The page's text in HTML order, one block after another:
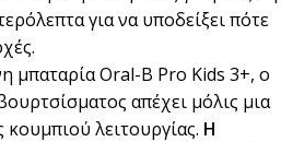
για να υποδείξει πότε
μπαταρία Oral-B Pro Kids 3+, ο
απέχει μόλις μια
λειτουργίας. Η